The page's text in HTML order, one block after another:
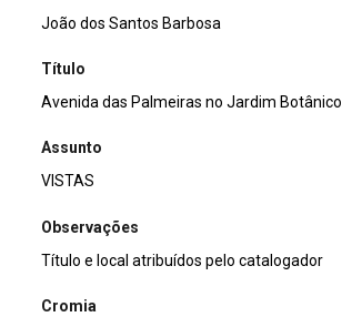
João dos Santos Barbosa
Título
Avenida das Palmeiras no Jardim Botânico
Assunto
VISTAS
Observações
Título e local atribuídos pelo catalogador
Cromia